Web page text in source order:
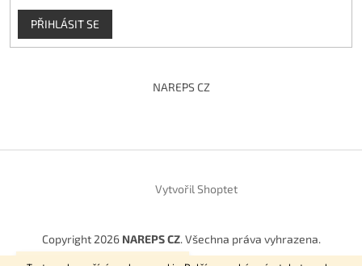
PŘIHLÁSIT SE
NAREPS CZ
Vytvořil Shoptet
Copyright 2026 NAREPS CZ. Všechna práva vyhrazena.